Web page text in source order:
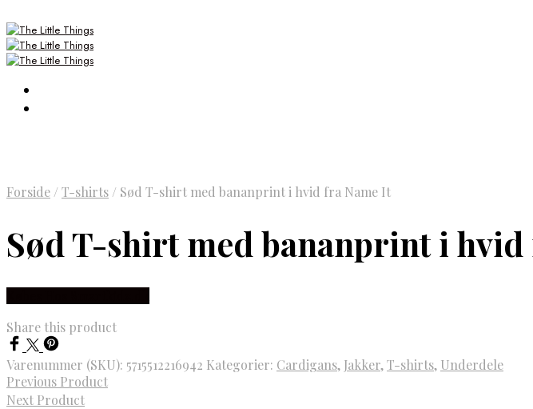
Forside / T-shirts / Sød T-shirt med bananprint i hvid fra Name It
Sød T-shirt med bananprint i hvid
Share this product
Varenummer (SKU): 5715512216942 Kategorier: Cardigans, Jakker, T-shirts, Underdele
Previous Product
Next Product